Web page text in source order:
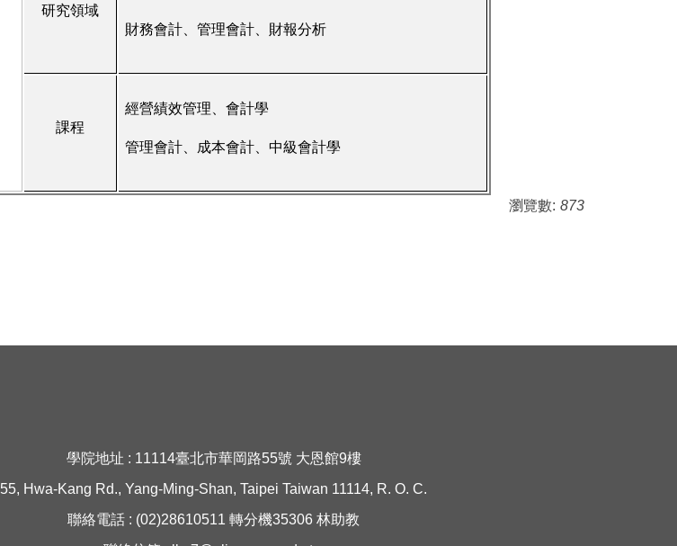
研究領域
財務會計、管理會計、財報分析
課程
經營績效管理、會計學
管理會計、成本會計、中級會計學
瀏覽數: 873
學院地址 : 11114臺北市華岡路55號 大恩館9樓
55, Hwa-Kang Rd., Yang-Ming-Shan, Taipei Taiwan 11114, R. O. C.
聯絡電話 : (02)28610511 轉分機35306 林助教